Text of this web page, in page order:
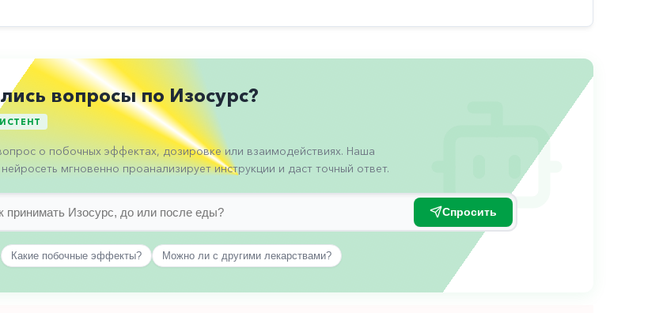
вопросы по Изосурс?
о побочных эффектах, дозировке или взаимодействиях. Наша
мгновенно проанализирует инструкции и даст точный ответ.
Спросить
Какие побочные эффекты? Можно ли с другими лекарствами?